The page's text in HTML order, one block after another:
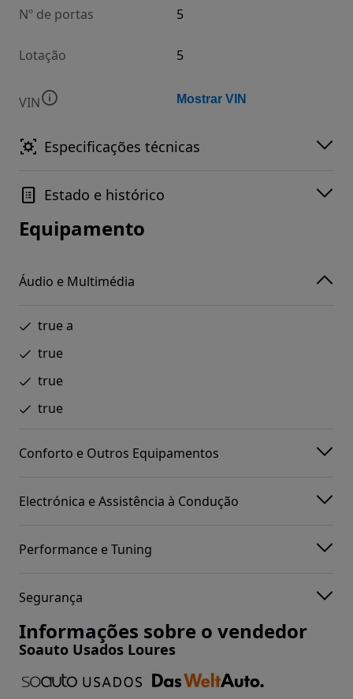
Nº de portas 5
Lotação 5
VIN Mostrar VIN
Especificações técnicas
Estado e histórico
Equipamento
Áudio e Multimédia
true a
true
true
true
Conforto e Outros Equipamentos
Electrónica e Assistência à Condução
Performance e Tuning
Segurança
Informações sobre o vendedor
Soauto Usados Loures